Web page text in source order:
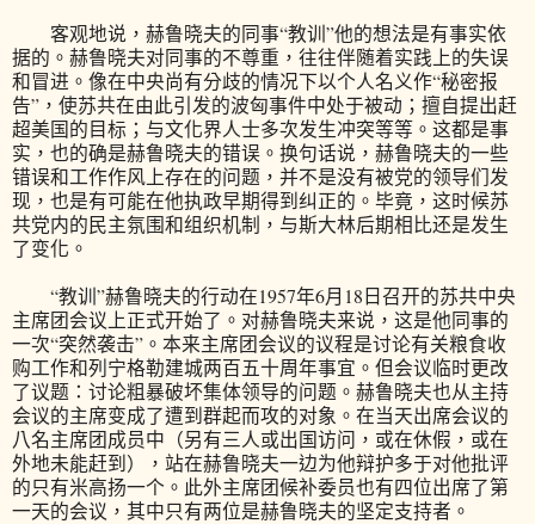
客观地说，赫鲁晓夫的同事“教训”他的想法是有事实依
据的。赫鲁晓夫对同事的不尊重，往往伴随着实践上的失误
和冒进。像在中央尚有分歧的情况下以个人名义作“秘密报
告”，使苏共在由此引发的波匈事件中处于被动；擅自提出赶
超美国的目标；与文化界人士多次发生冲突等等。这都是事
实，也的确是赫鲁晓夫的错误。换句话说，赫鲁晓夫的一些
错误和工作作风上存在的问题，并不是没有被党的领导们发
现，也是有可能在他执政早期得到纠正的。毕竟，这时候苏
共党内的民主氛围和组织机制，与斯大林后期相比还是发生
了变化。
“教训”赫鲁晓夫的行动在1957年6月18日召开的苏共中央
主席团会议上正式开始了。对赫鲁晓夫来说，这是他同事的
一次“突然袭击”。本来主席团会议的议程是讨论有关粮食收
购工作和列宁格勒建城两百五十周年事宜。但会议临时更改
了议题：讨论粗暴破坏集体领导的问题。赫鲁晓夫也从主持
会议的主席变成了遭到群起而攻的对象。在当天出席会议的
八名主席团成员中（另有三人或出国访问，或在休假，或在
外地未能赶到），站在赫鲁晓夫一边为他辩护多于对他批评
的只有米高扬一个。此外主席团候补委员也有四位出席了第
一天的会议，其中只有两位是赫鲁晓夫的坚定支持者。